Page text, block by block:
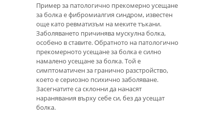
Пример за патологично прекомерно усещане
за болка е фибромиалгия синдром, известен
още като ревматизъм на меките тъкани.
Заболяването причинява мускулна болка,
особено в ставите. Обратното на патологично
прекомерното усещане за болка е силно
намалено усещане за болка. Той е
симптоматичен за гранично разстройство,
което е сериозно психично заболяване.
Засегнатите са склонни да нанасят
наранявания върху себе си, без да усещат
болка.